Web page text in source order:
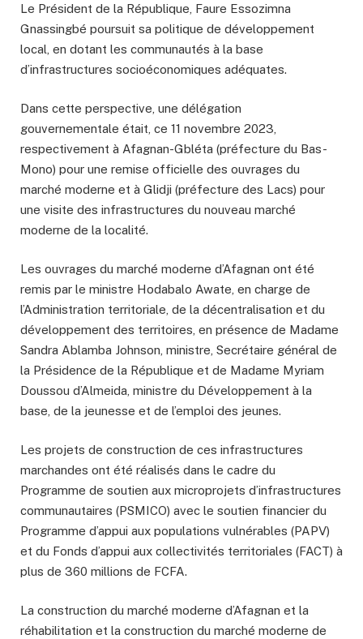
Le Président de la République, Faure Essozimna
Gnassingbé poursuit sa politique de développement
local, en dotant les communautés à la base
d’infrastructures socioéconomiques adéquates.
Dans cette perspective, une délégation
gouvernementale était, ce 11 novembre 2023,
respectivement à Afagnan-Gbléta (préfecture du Bas-
Mono) pour une remise officielle des ouvrages du
marché moderne et à Glidji (préfecture des Lacs) pour
une visite des infrastructures du nouveau marché
moderne de la localité.
Les ouvrages du marché moderne d’Afagnan ont été
remis par le ministre Hodabalo Awate, en charge de
l’Administration territoriale, de la décentralisation et du
développement des territoires, en présence de Madame
Sandra Ablamba Johnson, ministre, Secrétaire général de
la Présidence de la République et de Madame Myriam
Doussou d’Almeida, ministre du Développement à la
base, de la jeunesse et de l’emploi des jeunes.
Les projets de construction de ces infrastructures
marchandes ont été réalisés dans le cadre du
Programme de soutien aux microprojets d’infrastructures
communautaires (PSMICO) avec le soutien financier du
Programme d’appui aux populations vulnérables (PAPV)
et du Fonds d’appui aux collectivités territoriales (FACT) à
plus de 360 millions de FCFA.
La construction du marché moderne d’Afagnan et la
réhabilitation et la construction du marché moderne de